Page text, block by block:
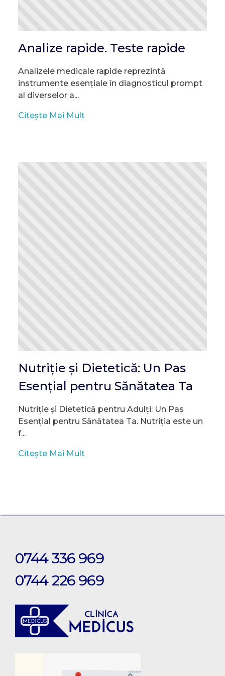
Analize rapide. Teste rapide
Analizele medicale rapide reprezintă
instrumente esențiale în diagnosticul prompt
al diverselor a...
Citește Mai Mult
Nutriție și Dietetică: Un Pas
Esențial pentru Sănătatea Ta
Nutriție și Dietetică pentru Adulți: Un Pas
Esențial pentru Sănătatea Ta. Nutriția este un
f...
Citește Mai Mult
0744 336 969
0744 226 969